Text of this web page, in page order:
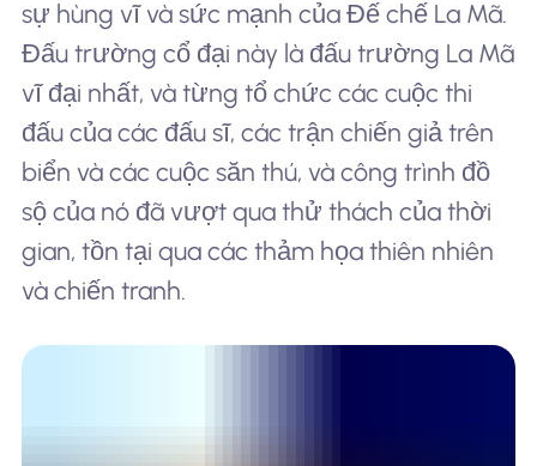
sự hùng vĩ và sức mạnh của Đế chế La Mã.
Đấu trường cổ đại này là đấu trường La Mã
vĩ đại nhất, và từng tổ chức các cuộc thi
đấu của các đấu sĩ, các trận chiến giả trên
biển và các cuộc săn thú, và công trình đồ
sộ của nó đã vượt qua thử thách của thời
gian, tồn tại qua các thảm họa thiên nhiên
và chiến tranh.